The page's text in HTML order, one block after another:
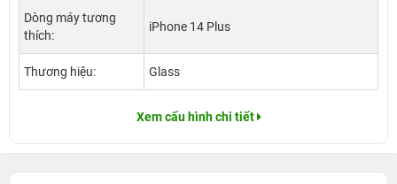
Dòng máy tương
thích:
iPhone 14 Plus
Thương hiệu: Glass
Xem cấu hình chi tiết